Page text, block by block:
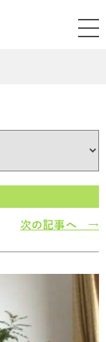
次の記事へ →